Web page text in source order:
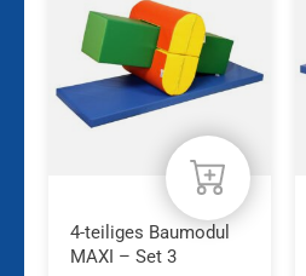
4-teiliges Baumodul
MAXI – Set 3